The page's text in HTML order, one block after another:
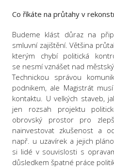
Co říkáte na průtahy v
Budeme klást důraz na
smluvní zajištění. Většina
kterým chybí politická
se nesmí vznášet nad
Technickou správou
podnikem, ale Magistrát
kontaktu. U velkých staveb,
jen rozsah projektu
obrovský prostor pro
nainvestovat zkušenost a
např. u uzavírek a jejich
si lidé v souvislosti s
důsledkem špatné práce